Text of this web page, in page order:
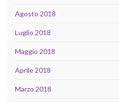
Agosto 2018
Luglio 2018
Maggio 2018
Aprile 2018
Marzo 2018